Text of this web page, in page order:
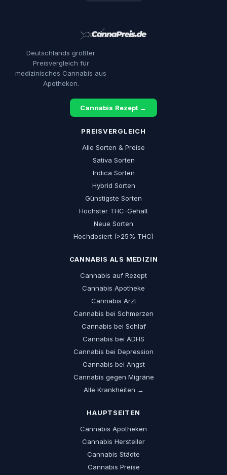
Deutschlands größter
Preisvergleich für
medizinisches Cannabis aus
Apotheken.
Cannabis Rezept →
PREISVERGLEICH
Alle Sorten & Preise
Sativa Sorten
Indica Sorten
Hybrid Sorten
Günstigste Sorten
Höchster THC-Gehalt
Neue Sorten
Hochdosiert (>25% THC)
CANNABIS ALS MEDIZIN
Cannabis auf Rezept
Cannabis Apotheke
Cannabis Arzt
Cannabis bei Schmerzen
Cannabis bei Schlaf
Cannabis bei ADHS
Cannabis bei Depression
Cannabis bei Angst
Cannabis gegen Migräne
Alle Krankheiten →
HAUPTSEITEN
Cannabis Apotheken
Cannabis Hersteller
Cannabis Städte
Cannabis Preise